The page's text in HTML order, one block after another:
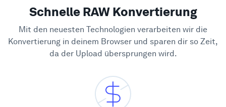
Vergleichen
Kundenstimmen
Schnelle RAW Konvertierung
Mit den neuesten Technologien verarbeiten wir die
Konvertierung in deinem Browser und sparen dir so Zeit,
da der Upload übersprungen wird.